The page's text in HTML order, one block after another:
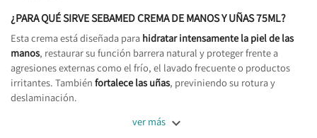
¿PARA QUÉ SIRVE SEBAMED CREMA DE MANOS Y UÑAS 75ML?
Esta crema está diseñada para hidratar intensamente la piel de las
manos, restaurar su función barrera natural y proteger frente a
agresiones externas como el frío, el lavado frecuente o productos
irritantes. También fortalece las uñas, previniendo su rotura y
deslaminación.
ver más 